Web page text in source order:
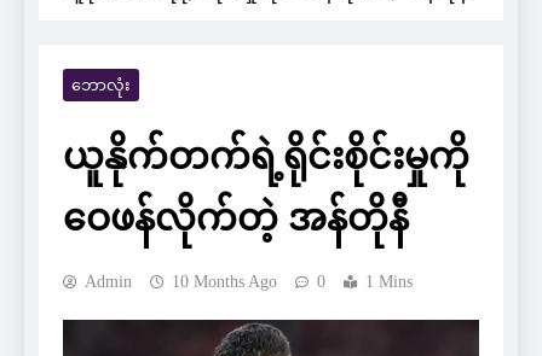
ဘောလုံး
ယူနိုက်တက်ရဲ့ရိုင်းစိုင်းမှုကို
ဝေဖန်လိုက်တဲ့ အန်တိုနီ
Admin 10 Months Ago 0 1 Mins